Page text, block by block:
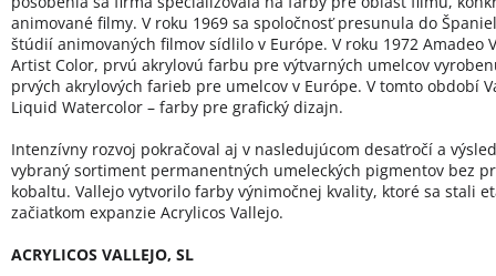
animované filmy. V roku 1969 sa spoločnosť presunula do
štúdií animovaných filmov sídlilo v Európe. V roku 1972 Amadeo
Artist Color, prvú akrylovú farbu pre výtvarných umelcov
prvých akrylových farieb pre umelcov v Európe. V tomto období
Liquid Watercolor – farby pre grafický dizajn.
Intenzívny rozvoj pokračoval aj v nasledujúcom desaťročí a
vybraný sortiment permanentných umeleckých pigmentov bez
kobaltu. Vallejo vytvorilo farby výnimočnej kvality, ktoré sa stali
začiatkom expanzie Acrylicos Vallejo.
ACRYLICOS VALLEJO, SL